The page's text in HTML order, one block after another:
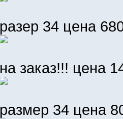
разер 34 цена
на заказ!!! цена
размер 34 цена